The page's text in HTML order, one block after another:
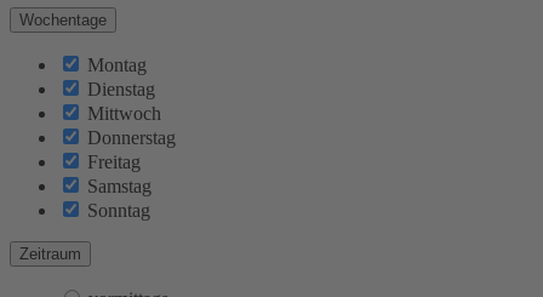
Wochentage
Montag
Dienstag
Mittwoch
Donnerstag
Freitag
Samstag
Sonntag
Zeitraum